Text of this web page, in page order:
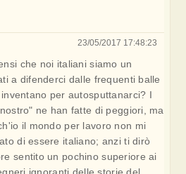
23/05/2017 17:48:23
che noi italiani siamo un
a difenderci dalle frequenti balle
per autosputtanarci? I
ne han fatte di peggiori, ma
il mondo per lavoro non mi
di essere italiano; anzi ti dirò
sentito un pochino superiore ai